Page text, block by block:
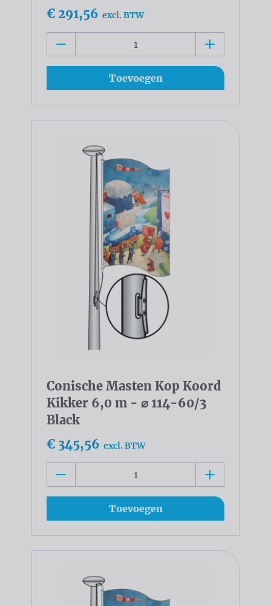
€ 291,56 excl. BTW
Toevoegen
Conische Masten Kop Koord
Kikker 6,0 m - ⌀ 114-60/3
Black
€ 345,56 excl. BTW
Toevoegen